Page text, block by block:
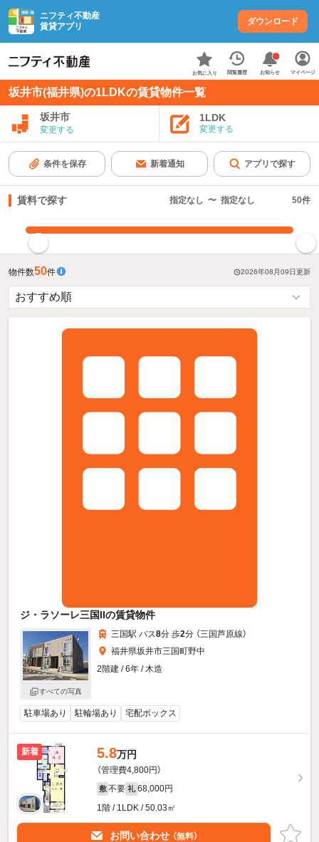
ニフティ不動産
賃貸アプリ
ダウンロード
お気に入り 閲覧履歴 お知らせ マイページ
坂井市(福井県)の1LDKの賃貸物件一覧
坂井市
変更する
1LDK
変更する
条件を保存 新着通知 アプリで探す
賃料で探す 指定なし 〜 指定なし 50件
物件数50件 2026年08月09日更新
ジ・ラソーレ三国IIの賃貸物件
すべての写真
三国駅 バス8分 歩2分 （三国芦原線）
福井県坂井市三国町野中
2階建 / 6年 / 木造
駐車場あり 駐輪場あり 宅配ボックス
新着 5.8万円
（管理費4,800円）
敷 不要 礼 68,000円
1階 / 1LDK / 50.03㎡
お問い合わせ （無料）